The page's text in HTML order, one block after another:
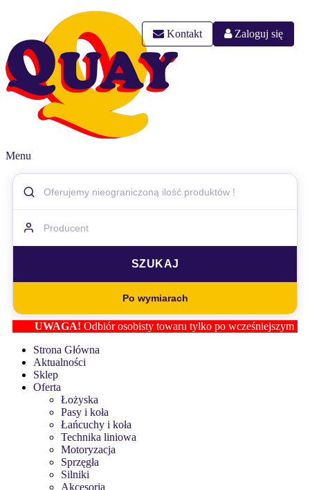
Kontakt Zaloguj się
Menu
Po wymiarach
UWAGA!Odbiór osobisty towaru tylko po wcześniejszym
Strona Główna
Aktualności
Sklep
Oferta
Łożyska
Pasy i koła
Łańcuchy i koła
Technika liniowa
Motoryzacja
Sprzęgła
Silniki
Akcesoria